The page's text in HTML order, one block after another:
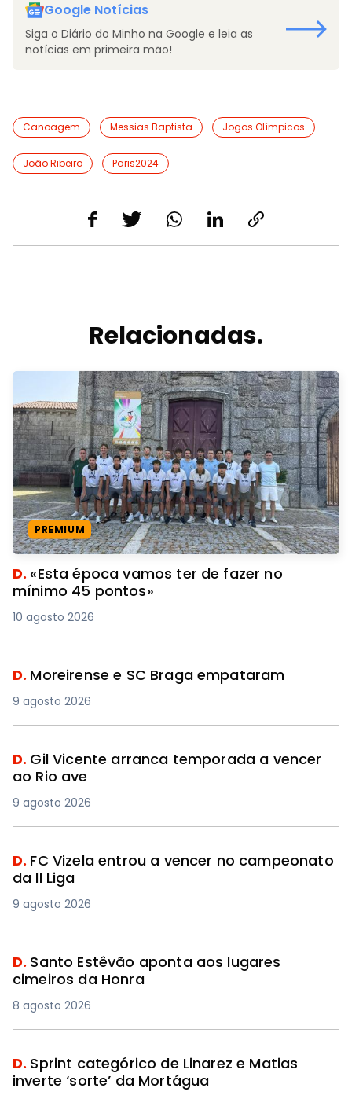
Google Notícias
Siga o Diário do Minho na Google e leia as
notícias em primeira mão!
Canoagem Messias Baptista Jogos Olímpicos
João Ribeiro Paris2024
Relacionadas.
PREMIUM
D. «Esta época vamos ter de fazer no
mínimo 45 pontos»
10 agosto 2026
D. Moreirense e SC Braga empataram
9 agosto 2026
D. Gil Vicente arranca temporada a vencer
ao Rio ave
9 agosto 2026
D. FC Vizela entrou a vencer no campeonato
da II Liga
9 agosto 2026
D. Santo Estêvão aponta aos lugares
cimeiros da Honra
8 agosto 2026
D. Sprint categórico de Linarez e Matias
inverte ‘sorte’ da Mortágua